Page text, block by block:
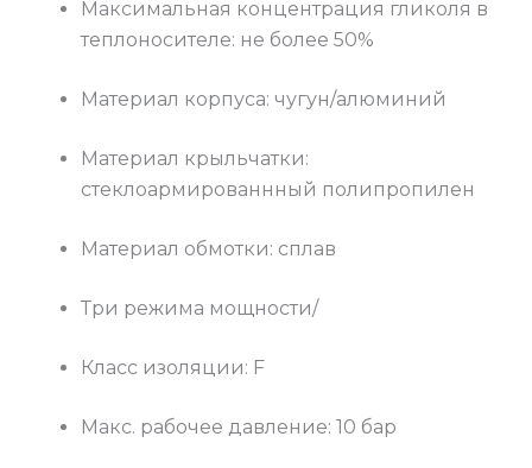
Максимальная концентрация гликоля в
теплоносителе: не более 50%
Материал корпуса: чугун/алюминий
Материал крыльчатки:
стеклоармированнный полипропилен
Материал обмотки: сплав
Три режима мощности/
Класс изоляции: F
Макс. рабочее давление: 10 бар